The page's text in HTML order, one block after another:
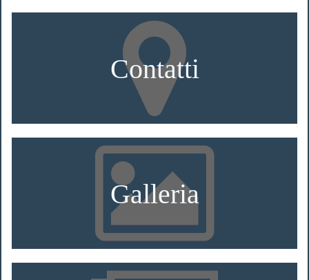
Contatti
Galleria